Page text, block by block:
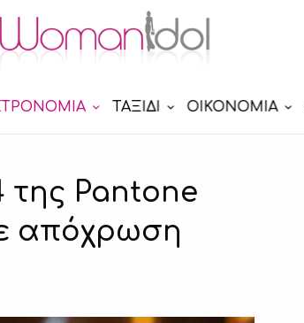
ΤΑΞΙΔΙ ΟΙΚΟΝΟΜΙΑ
της Pantone
απόχρωση